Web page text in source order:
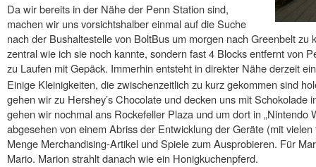
Da wir bereits in der Nähe der Penn Station sind,
machen wir uns vorsichtshalber einmal auf die Suche
nach der Bushaltestelle von BoltBus um morgen nach Greenbelt zu
zentral wie ich sie noch kannte, sondern fast 4 Blocks entfernt von
zu Laufen mit Gepäck. Immerhin entsteht in direkter Nähe derzeit
Einige Kleinigkeiten, die zwischenzeitlich zu kurz gekommen sind
gehen wir zu Hershey’s Chocolate und decken uns mit Schokolade
gehen wir nochmal ans Rockefeller Plaza und um dort in „Nintendo
abgesehen von einem Abriss der Entwicklung der Geräte (mit
Menge Merchandising-Artikel und Spiele zum Ausprobieren. Für
Mario. Marion strahlt danach wie ein Honigkuchenpferd.